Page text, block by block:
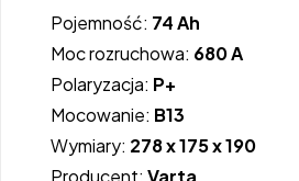
Pojemność: 74 Ah
Moc rozruchowa: 680 A
Polaryzacja: P+
Mocowanie: B13
Wymiary: 278 x 175 x 190